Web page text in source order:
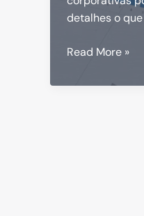
detalhes o
Fundos
Lajes
Read More »